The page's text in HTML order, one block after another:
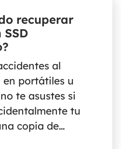
recuperar
al
en portátiles u
te asustes si
tu
copia de